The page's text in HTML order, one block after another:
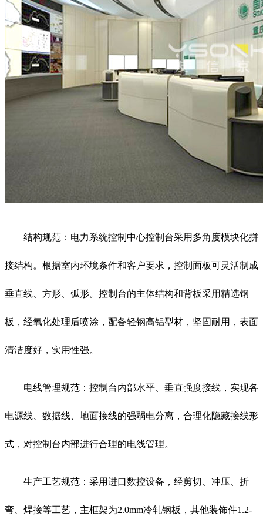
结构规范：电力系统控制中心控制台采用多角度模块化拼
接结构。根据室内环境条件和客户要求，控制面板可灵活制成
垂直线、方形、弧形。控制台的主体结构和背板采用精选钢
板，经氧化处理后喷涂，配备轻钢高铝型材，坚固耐用，表面
清洁度好，实用性强。
电线管理规范：控制台内部水平、垂直强度接线，实现各
电源线、数据线、地面接线的强弱电分离，合理化隐藏接线形
式，对控制台内部进行合理的电线管理。
生产工艺规范：采用进口数控设备，经剪切、冲压、折
弯、焊接等工艺，主框架为2.0mm冷轧钢板，其他装饰件1.2-